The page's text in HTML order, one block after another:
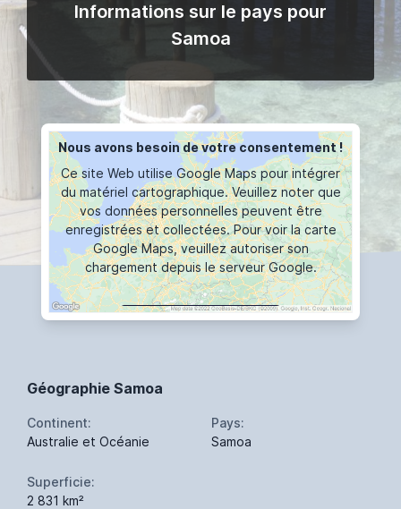
Informations sur le pays pour
Samoa
Nous avons besoin de votre consentement !
Ce site Web utilise Google Maps pour intégrer
du matériel cartographique. Veuillez noter que
vos données personnelles peuvent être
enregistrées et collectées. Pour voir la carte
Google Maps, veuillez autoriser son
chargement depuis le serveur Google.
AFFICHER LA CARTE
Géographie Samoa
Continent:
Australie et Océanie
Pays:
Samoa
Superficie:
2 831 km²